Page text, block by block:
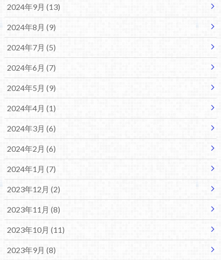
2024年9月 (13)
2024年8月 (9)
2024年7月 (5)
2024年6月 (7)
2024年5月 (9)
2024年4月 (1)
2024年3月 (6)
2024年2月 (6)
2024年1月 (7)
2023年12月 (2)
2023年11月 (8)
2023年10月 (11)
2023年9月 (8)